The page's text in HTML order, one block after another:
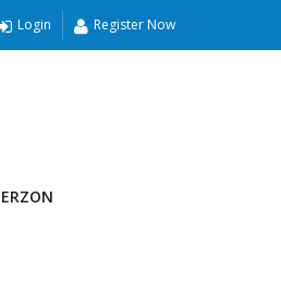
Login Register Now